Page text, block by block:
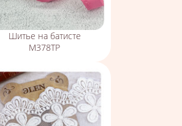
Шитье на батисте
М378ТР